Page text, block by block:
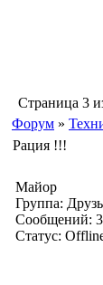
Страница 3
Форум »
Рация !!!
Майор
Группа:
Сообщений:
Статус: